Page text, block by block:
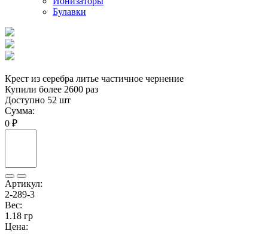
Булавки
Крест из серебра литье частичное чернение
Купили более 2600 раз
Доступно 52 шт
Сумма:
0 ₽
Артикул:
2-289-3
Вес:
1.18 гр
Цена: